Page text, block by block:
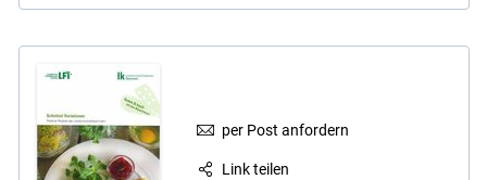
per Post anfordern
Link teilen